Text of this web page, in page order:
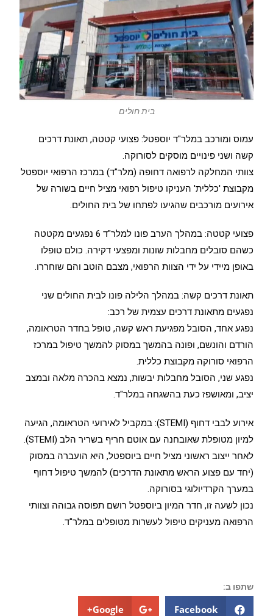
בית חולים
עמוס ומורכב במלר"ד יוספטל: פצועי קטטה, תאונת דרכים
קשה ושני פינויים מוסקים לסורוקה.
צוותי המחלקה לרפואה דחופה (מלר"ד) במרכז הרפואי יוספטל
מקבוצת 'כללית' העניקו טיפול רפואי מציל חיים בשורה של
אירועים מורכבים שהגיעו לפתחו של בית החולים.
פצועי קטטה: במהלך הערב פונו למלר"ד 6 נפגעים מקטטה
כשהם סובלים מחבלות שונות ומפצעי דקירה. כולם טופלו
באופן מיידי על ידי הצוות הרפואי, מצבם הוטב והם שוחררו.
תאונת דרכים קשה: במהלך הלילה פונו לבית החולים שני
נפגעים מתאונת דרכים עצמית של רכב:
נפגע אחד, הסובל מפגיעת ראש קשה, טופל בחדר הטראומה,
הורדם והונשם, ופונה בהמשך במסוק להמשך טיפול במרכז
הרפואי סורוקה מקבוצת כללית.
נפגע שני, הסובל מחבלות יבשות, נמצא בהכרה מלאה ובמצב
יציב, ומאושפז כעת בהשגחה במלר"ד.
אירוע לבבי דחוף (STEMI): במקביל לאירועי הטראומה, הגיעה
למיון מטופלת שאובחנה עם אוטם חריף בשריר הלב (STEMI).
לאחר ייצוב ראשוני מציל חיים ביוספטל, היא הועברה במסוק
(יחד עם פצוע הראש מתאונת הדרכים) להמשך טיפול דחוף
במערך הקרדיולוגי בסורוקה.
נכון לשעה זו, חדר המיון ביוספטל רושם תפוסה גבוהה וצוותי
הרפואה מעניקים טיפול לעשרות מטופלים במלר"ד.
שתפו ב:
Facebook
Google+